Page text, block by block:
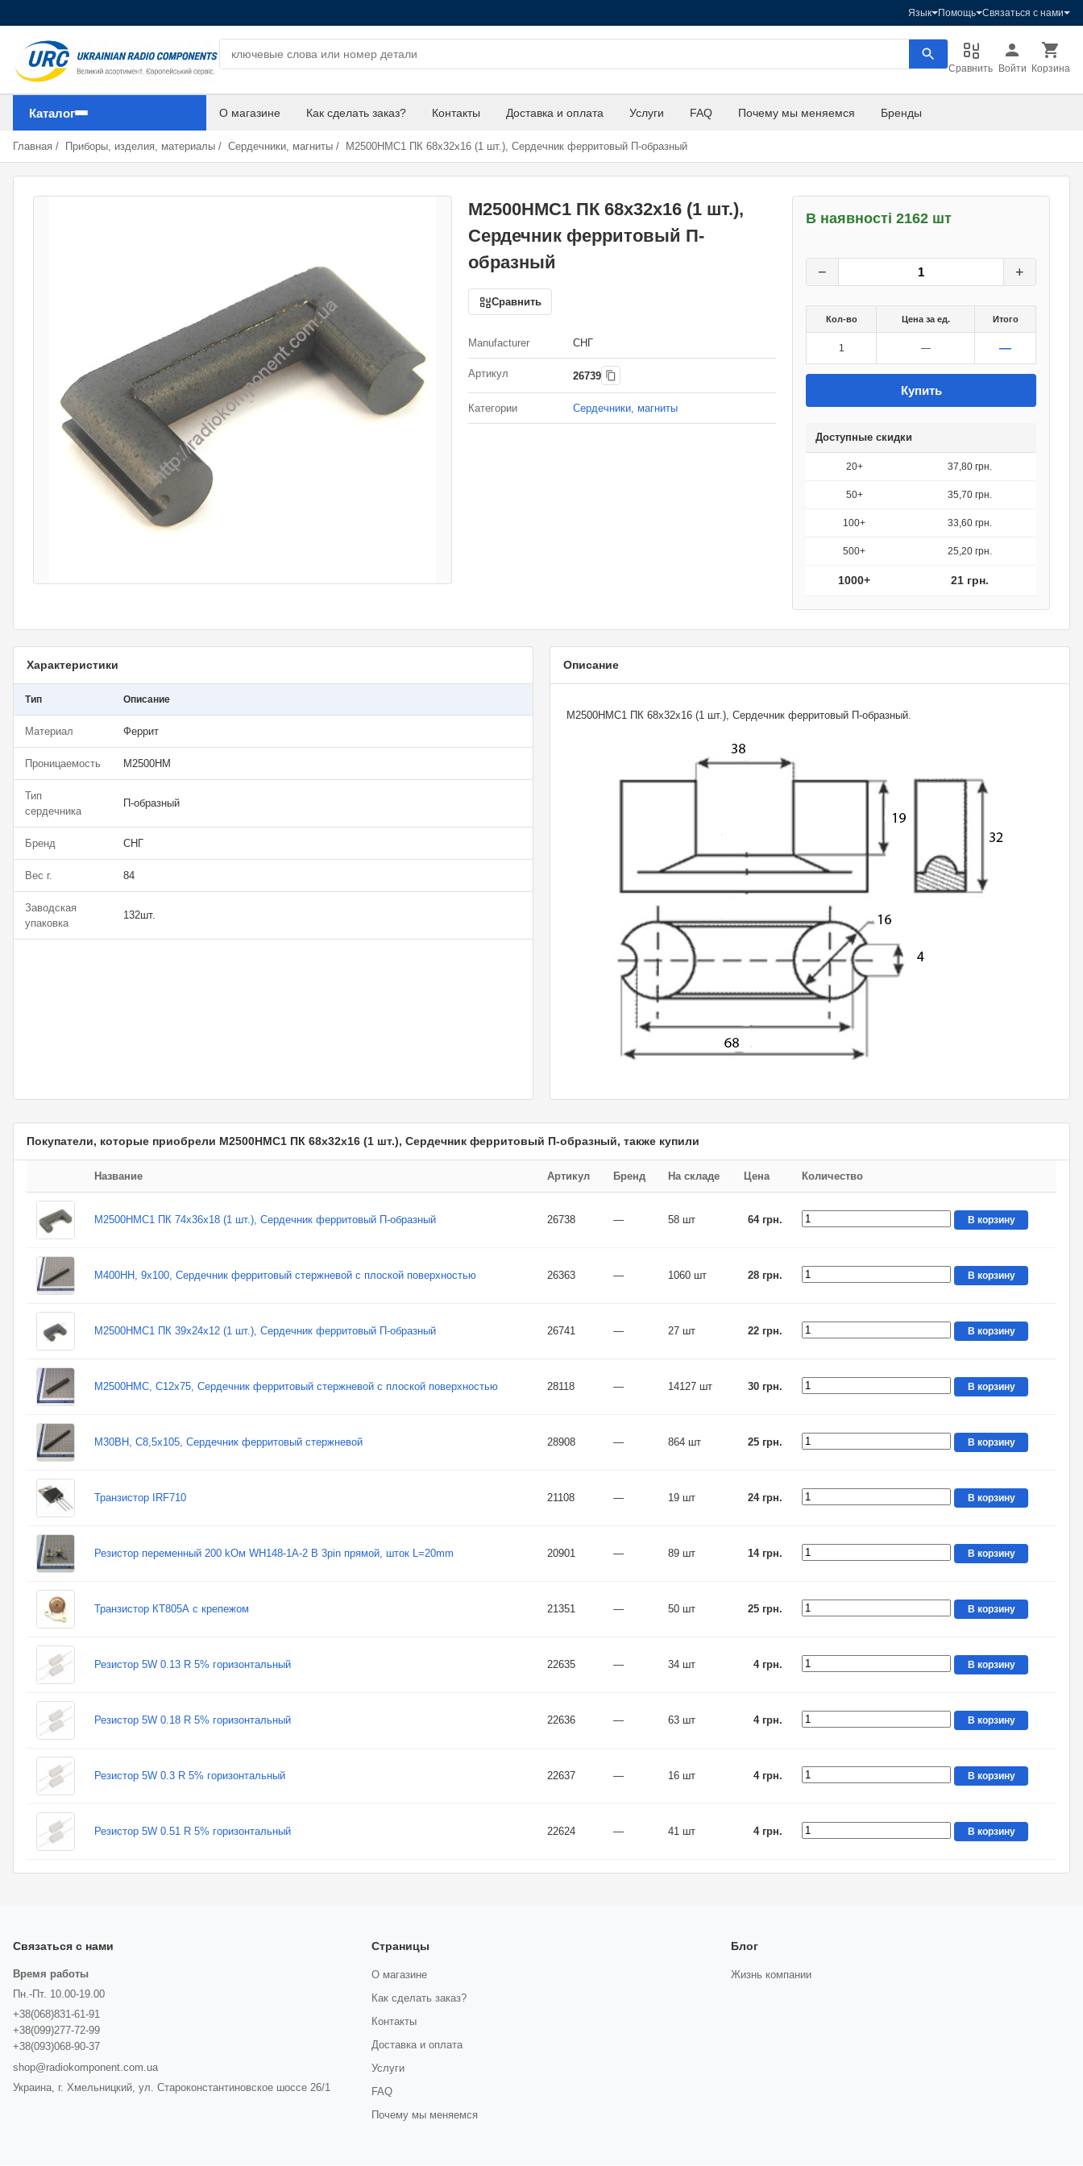
Язык Помощь Связаться с нами
Сравнить Войти Корзина
Каталог О магазине Как сделать заказ? Контакты Доставка и оплата Услуги FAQ Почему мы меняемся Бренды
Главная / Приборы, изделия, материалы / Сердечники, магниты / М2500НМC1 ПК 68х32х16 (1 шт.), Сердечник ферритовый П-образный
М2500НМC1 ПК 68х32х16 (1 шт.),
Сердечник ферритовый П-
образный
Сравнить
Manufacturer СНГ
Артикул 26739
Категории Сердечники, магниты
В наявності 2162 шт
− +
Кол-во Цена за ед. Итого
1 — —
Купить
Доступные скидки
20+ 37,80 грн.
50+ 35,70 грн.
100+ 33,60 грн.
500+ 25,20 грн.
1000+ 21 грн.
Характеристики
Тип Описание
Материал Феррит
Проницаемость М2500НМ
Тип
сердечника
П-образный
Бренд СНГ
Вес г. 84
Заводская
упаковка
132шт.
Описание
М2500НМC1 ПК 68х32х16 (1 шт.), Сердечник ферритовый П-образный.
Покупатели, которые приобрели М2500НМC1 ПК 68х32х16 (1 шт.), Сердечник ферритовый П-образный, также купили
Название Артикул Бренд На складе Цена Количество
М2500НМC1 ПК 74х36х18 (1 шт.), Сердечник ферритовый П-образный 26738 — 58 шт 64 грн. В корзину
М400НН, 9х100, Сердечник ферритовый стержневой с плоской поверхностью 26363 — 1060 шт 28 грн. В корзину
М2500НМC1 ПК 39х24х12 (1 шт.), Сердечник ферритовый П-образный 26741 — 27 шт 22 грн. В корзину
М2500НМС, С12х75, Сердечник ферритовый стержневой с плоской поверхностью 28118 — 14127 шт 30 грн. В корзину
М30ВН, С8,5х105, Сердечник ферритовый стержневой 28908 — 864 шт 25 грн. В корзину
Транзистор IRF710 21108 — 19 шт 24 грн. В корзину
Резистор переменный 200 kОм WH148-1A-2 B 3pin прямой, шток L=20mm 20901 — 89 шт 14 грн. В корзину
Транзистор КТ805А с крепежом 21351 — 50 шт 25 грн. В корзину
Резистор 5W 0.13 R 5% горизонтальный 22635 — 34 шт 4 грн. В корзину
Резистор 5W 0.18 R 5% горизонтальный 22636 — 63 шт 4 грн. В корзину
Резистор 5W 0.3 R 5% горизонтальный 22637 — 16 шт 4 грн. В корзину
Резистор 5W 0.51 R 5% горизонтальный 22624 — 41 шт 4 грн. В корзину
Связаться с нами
Время работы
Пн.-Пт. 10.00-19.00
+38(068)831-61-91
+38(099)277-72-99
+38(093)068-90-37
shop@radiokomponent.com.ua
Украина, г. Хмельницкий, ул. Староконстантиновское шоссе 26/1
Страницы
О магазине
Как сделать заказ?
Контакты
Доставка и оплата
Услуги
FAQ
Почему мы меняемся
Блог
Жизнь компании